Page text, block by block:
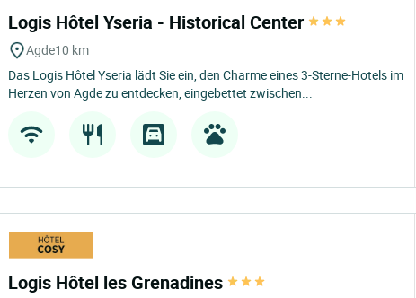
Logis Hôtel Yseria - Historical Center
Agde10 km
Das Logis Hôtel Yseria lädt Sie ein, den Charme eines 3-Sterne-Hotels im
Herzen von Agde zu entdecken, eingebettet zwischen...
Logis Hôtel les Grenadines